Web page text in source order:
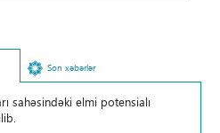
Son xəbərlər
sahəsindəki elmi potensialı